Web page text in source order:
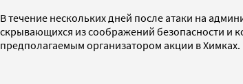
В течение нескольких дней после атаки на
скрывающихся из соображений безопасности и
предполагаемым организатором акции в